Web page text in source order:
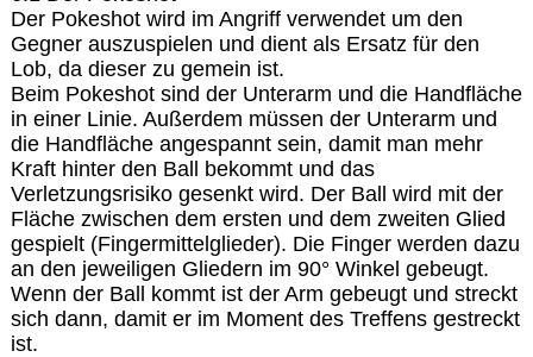
Der Pokeshot wird im Angriff verwendet um den
Gegner auszuspielen und dient als Ersatz für den
Lob, da dieser zu gemein ist.
Beim Pokeshot sind der Unterarm und die Handfläche
in einer Linie. Außerdem müssen der Unterarm und
die Handfläche angespannt sein, damit man mehr
Kraft hinter den Ball bekommt und das
Verletzungsrisiko gesenkt wird. Der Ball wird mit der
Fläche zwischen dem ersten und dem zweiten Glied
gespielt (Fingermittelglieder). Die Finger werden dazu
an den jeweiligen Gliedern im 90° Winkel gebeugt.
Wenn der Ball kommt ist der Arm gebeugt und streckt
sich dann, damit er im Moment des Treffens gestreckt
ist.